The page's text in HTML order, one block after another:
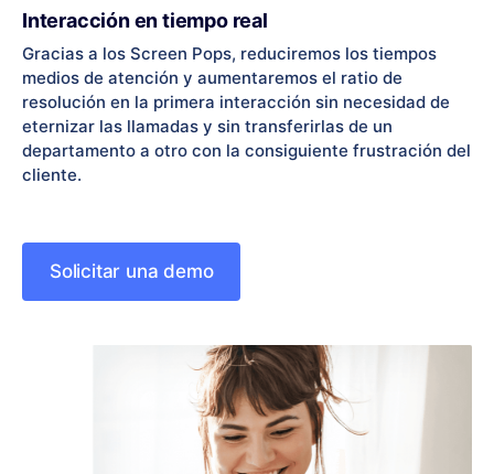
Interacción en tiempo real
Gracias a los Screen Pops, reduciremos los tiempos
medios de atención y aumentaremos el ratio de
resolución en la primera interacción sin necesidad de
eternizar las llamadas y sin transferirlas de un
departamento a otro con la consiguiente frustración del
cliente.
Solicitar una demo